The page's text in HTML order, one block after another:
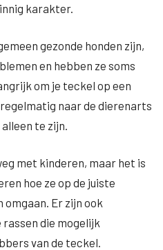
karakter.
gezonde honden zijn,
en hebben ze soms
om je teckel op een
naar de dierenarts
te zijn.
met kinderen, maar het is
hoe ze op de juiste
Er zijn ook
die mogelijk
van de teckel.